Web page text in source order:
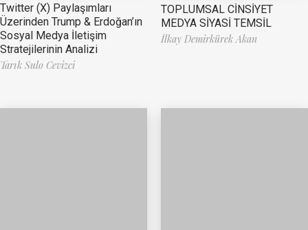
Twitter (X) Paylaşımları
Üzerinden Trump & Erdoğan’ın
Sosyal Medya İletişim
Stratejilerinin Analizi
Tarık Sulo Cevizci
TOPLUMSAL CİNSİYET
MEDYA SİYASİ TEMSİL
İlkay Demirkürek Akan